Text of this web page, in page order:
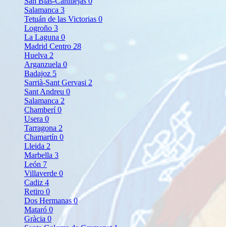
Salamanca 3
Tetuán de las Victorias 0
Logroño 3
La Laguna 0
Madrid Centro 28
Huelva 2
Arganzuela 0
Badajoz 5
Sarrià-Sant Gervasi 2
Sant Andreu 0
Salamanca 2
Chamberí0
Usera 0
Tarragona 2
Chamartín 0
Lleida 2
Marbella 3
León 7
Villaverde 0
Cadiz 4
Retiro 0
Dos Hermanas0
Mataró 0
Gràcia 0